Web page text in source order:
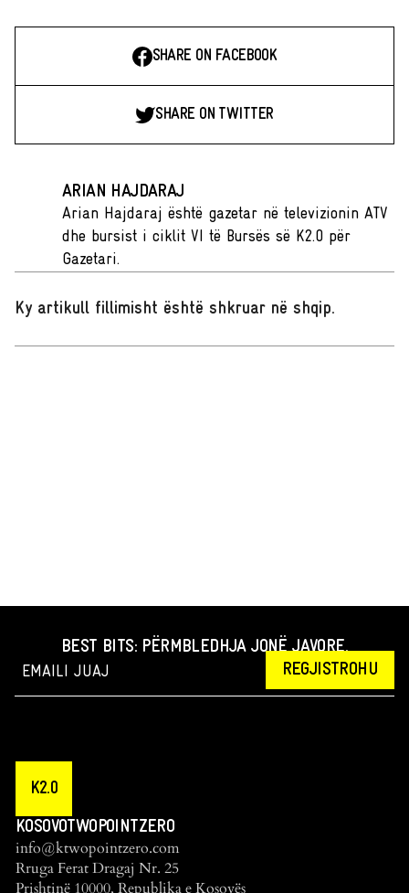
SHARE ON FACEBOOK
SHARE ON TWITTER
ARIAN HAJDARAJ
Arian Hajdaraj është gazetar në televizionin ATV
dhe bursist i ciklit VI të Bursës së K2.0 për
Gazetari.
Ky artikull fillimisht është shkruar në shqip.
BEST BITS: PËRMBLEDHJA JONË JAVORE.
REGJISTROHU
K2.0
KOSOVOTWOPOINTZERO
info@ktwopointzero.com
Rruga Ferat Dragaj Nr. 25
Prishtinë 10000, Republika e Kosovës